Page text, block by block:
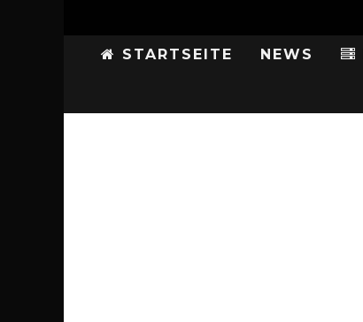
STARTSEITE NEWS